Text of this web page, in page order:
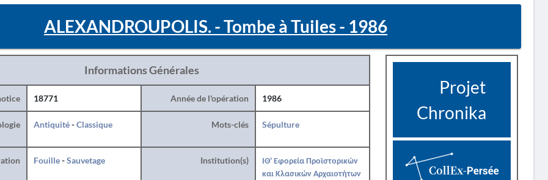
ALEXANDROUPOLIS. - Tombe à Tuiles - 1986
Informations Générales
18771 Année de l'opération 1986
Antiquité-Classique Mots-clés Sépulture
Fouille-Sauvetage Institution(s)
ΙΘ' Εφορεία Προϊστορικών
και Κλασικών Αρχαιοτήτων
Projet
Chronika